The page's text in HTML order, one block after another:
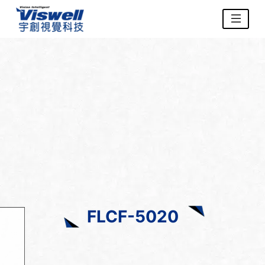
FLCF-5020